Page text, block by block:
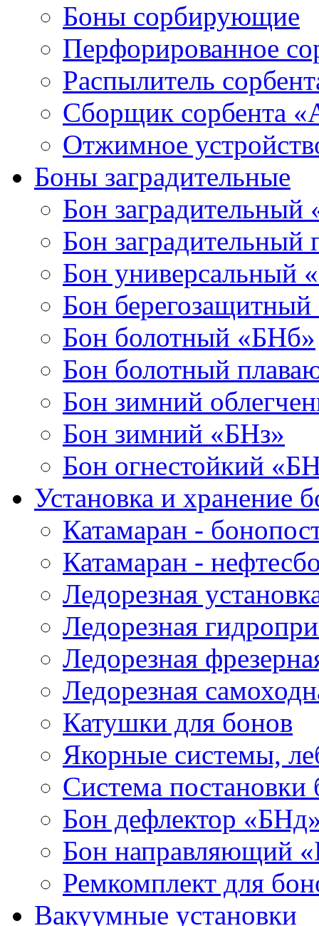
Боны сорбирующие
Перфорированное
Распылитель
Сборщик сорбента
Отжимное
Боны заградительные
Бон заградительный
Бон
Бон универсальный
Бон
Бон болотный «БНб»
Бон болотный
Бон зимний
Бон зимний «БНз»
Бон огнестойкий
Установка и хранение
Катамаран -
Катамаран -
Ледорезная
Ледорезная
Ледорезная
Ледорезная
Катушки для бонов
Якорные системы,
Система
Бон дефлектор
Бон направляющий
Ремкомплект для
Вакуумные установки